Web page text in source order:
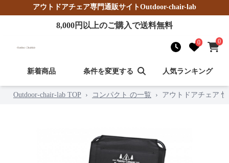
アウトドアチェア専門通販サイトOutdoor-chair-lab
8,000円以上のご購入で送料無料
0 0
新着商品 条件を変更する 人気ランキング
Outdoor-chair-lab TOP › コンパクト の一覧 › アウトドアチェア